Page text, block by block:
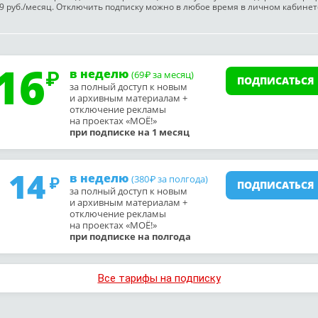
руб./месяц. Отключить подписку можно в любое время в личном
в неделю (69₽ за месяц)
за полный доступ к новым
и архивным материалам +
отключение рекламы
на проектах «МОЁ!»
при подписке на 1 месяц
ПОДПИСАТЬСЯ
14 в неделю (380₽ за полгода)
за полный доступ к новым
и архивным материалам +
отключение рекламы
на проектах «МОЁ!»
при подписке на полгода
ПОДПИСАТЬСЯ
Все тарифы на подписку